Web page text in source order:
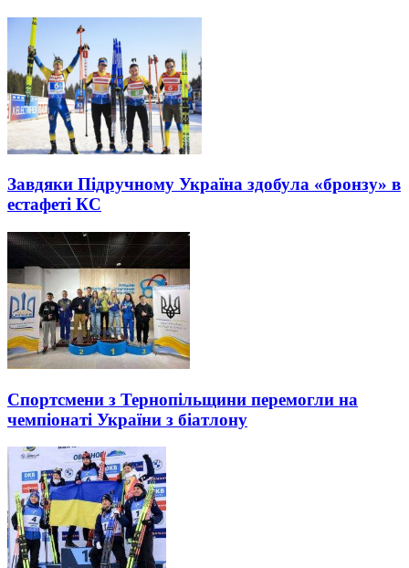
Завдяки Підручному Україна здобула «бронзу» в
естафеті КС
Спортсмени з Тернопільщини перемогли на
чемпіонаті України з біатлону